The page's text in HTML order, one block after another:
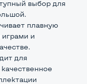
GHz)
выбор для
плавную
играми и
для